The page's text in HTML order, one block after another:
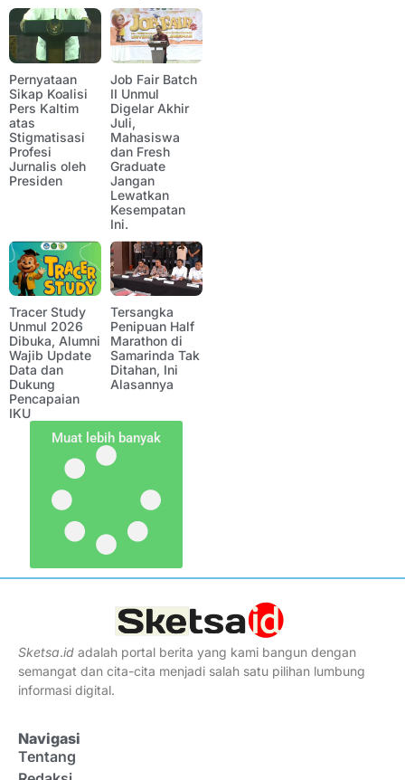
Pernyataan
Sikap Koalisi
Pers Kaltim
atas
Stigmatisasi
Profesi
Jurnalis oleh
Presiden
Job Fair Batch
II Unmul
Digelar Akhir
Juli,
Mahasiswa
dan Fresh
Graduate
Jangan
Lewatkan
Kesempatan
Ini.
Tracer Study
Unmul 2026
Dibuka, Alumni
Wajib Update
Data dan
Dukung
Pencapaian
IKU
Tersangka
Penipuan Half
Marathon di
Samarinda Tak
Ditahan, Ini
Alasannya
Muat lebih banyak
Sketsa.id adalah portal berita yang kami bangun dengan
semangat dan cita-cita menjadi salah satu pilihan lumbung
informasi digital.
Navigasi
Tentang